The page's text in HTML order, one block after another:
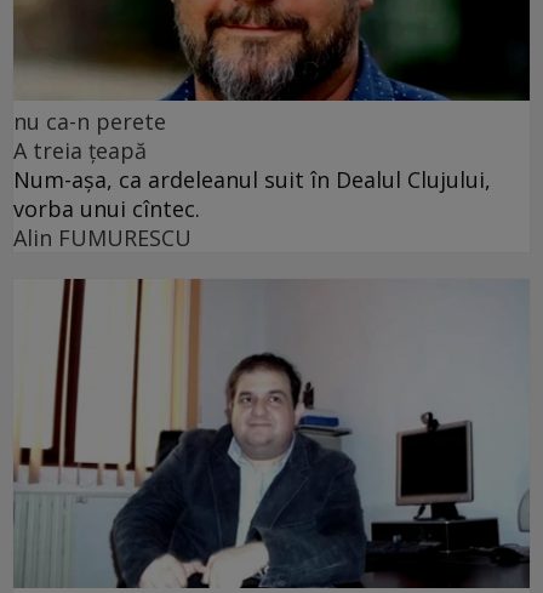
nu ca-n perete
A treia țeapă
Num-așa, ca ardeleanul suit în Dealul Clujului,
vorba unui cîntec.
Alin FUMURESCU